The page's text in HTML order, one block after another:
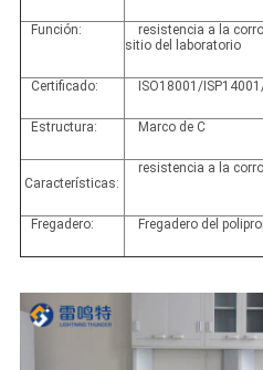
Función:
resistencia a la
sitio del laboratorio
Certificado: ISO18001/
Estructura: Marco de C
Características:
resistencia a la
Fregadero: Fregadero del